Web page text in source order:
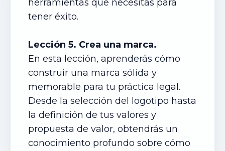
herramientas que necesitas para
tener éxito.
Lección 5. Crea una marca.
En esta lección, aprenderás cómo
construir una marca sólida y
memorable para tu práctica legal.
Desde la selección del logotipo hasta
la definición de tus valores y
propuesta de valor, obtendrás un
conocimiento profundo sobre cómo